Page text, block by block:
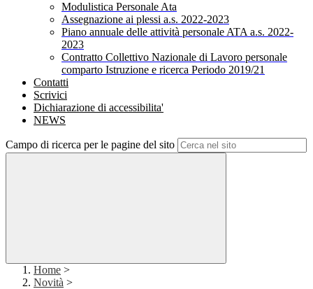
Modulistica Personale Ata
Assegnazione ai plessi a.s. 2022-2023
Piano annuale delle attività personale ATA a.s. 2022-
2023
Contratto Collettivo Nazionale di Lavoro personale
comparto Istruzione e ricerca Periodo 2019/21
Contatti
Scrivici
Dichiarazione di accessibilita'
NEWS
Campo di ricerca per le pagine del sito
Home >
Novità >